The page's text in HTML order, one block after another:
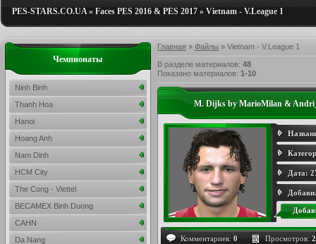
PES-STARS.CO.UA» Faces PES 2016 & PES 2017 » Vietnam - V.League 1
Главная » Файлы » Vietnam - V.League 1
В разделе материалов: 48
Показано материалов: 1-10
M. Dijks by MarioMilan &
Дата:
Комментариев: 0 Просмотров:
Чемпионаты
Ninh Binh
Thanh Hoa
Hanoi
Hoang Anh
Nam Dinh
HCM City
The Cong - Viettel
BECAMEX Binh Duong
CAHN
Da Nang